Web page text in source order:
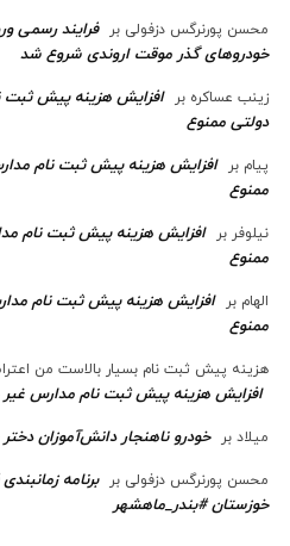
محسن پورنرگس دزفولی بر
فرایند رسمی
خودرو‌های گذر موقت اروندی شروع شد
زینب عساکره بر
افزایش هزینه پیش ثبت
دولتی ممنوع
پیام بر
افزایش هزینه پیش ثبت نام
ممنوع
نیلوفر بر
افزایش هزینه پیش ثبت نام
ممنوع
الهام بر
افزایش هزینه پیش ثبت نام
ممنوع
هزینه پیش ثبت نام بسیار بالاست من
افزایش هزینه پیش ثبت نام مدارس غیر
میلاد بر خودرو ناهنجار دانش‌آموزان دختر
محسن پورنرگس دزفولی بر
برنامه
خوزستان #بندر_ماهشهر